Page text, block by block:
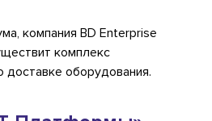
компания BD Enterprise
комплекс
доставке оборудования.